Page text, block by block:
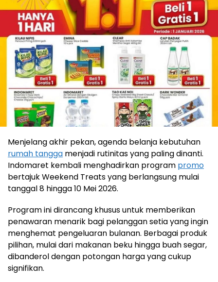
Menjelang akhir pekan, agenda belanja kebutuhan
rumah tangga menjadi rutinitas yang paling dinanti.
Indomaret kembali menghadirkan program promo
bertajuk Weekend Treats yang berlangsung mulai
tanggal 8 hingga 10 Mei 2026.
Program ini dirancang khusus untuk memberikan
penawaran menarik bagi pelanggan setia yang ingin
menghemat pengeluaran bulanan. Berbagai produk
pilihan, mulai dari makanan beku hingga buah segar,
dibanderol dengan potongan harga yang cukup
signifikan.